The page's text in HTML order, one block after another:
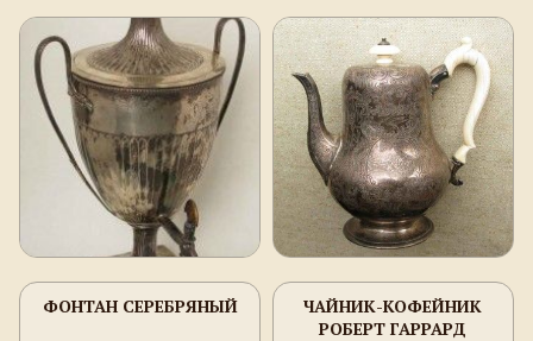
ФОНТАН СЕРЕБРЯНЫЙ
ЧАЙНИК-КОФЕЙНИК
РОБЕРТ ГАРРАРД